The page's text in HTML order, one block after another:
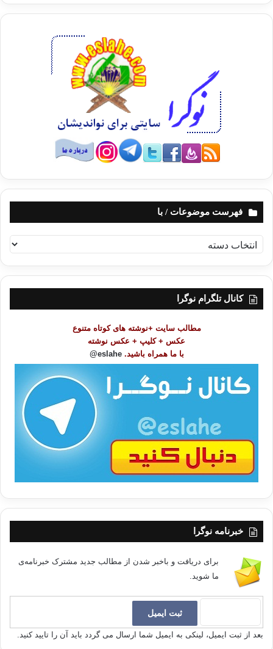
فهرست موضوعات / با
ه
ر
کانال تلگرام نوگرا
مطالب سایت +نوشته های کوتاه متنوع
عکس + کلیپ + عکس نوشته
با ما همراه باشید. eslahe@
خبرنامه نوگرا
برای دریافت و باخبر شدن از مطالب جدید مشترک خبرنامه‌ی
ما شوید.
بعد از ثبت ایمیل، لینکی به ایمیل شما ارسال می گردد باید آن را تایید کنید.